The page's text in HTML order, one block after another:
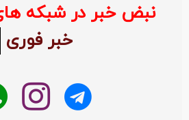
نبض خبر در شبکه
خبر فوری